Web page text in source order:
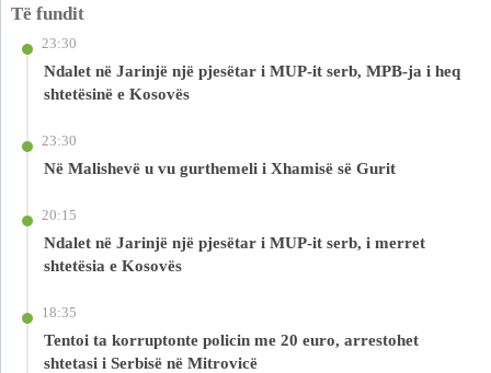
Të fundit
23:30
Ndalet në Jarinjë një pjesëtar i MUP-it serb, MPB-ja i heq
shtetësinë e Kosovës
23:30
Në Malishevë u vu gurthemeli i Xhamisë së Gurit
20:15
Ndalet në Jarinjë një pjesëtar i MUP-it serb, i merret
shtetësia e Kosovës
18:35
Tentoi ta korruptonte policin me 20 euro, arrestohet
shtetasi i Serbisë në Mitrovicë